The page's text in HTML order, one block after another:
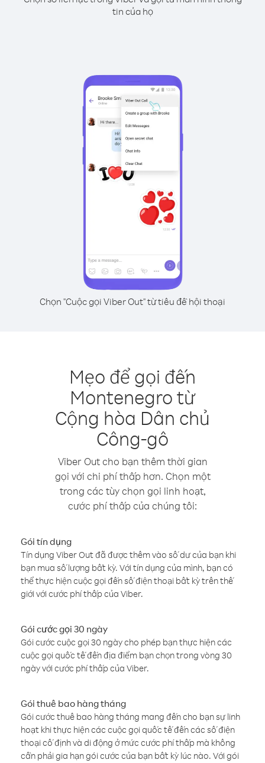
tin của họ
Chọn "Cuộc gọi Viber Out" từ tiêu đề hội thoại
Mẹo để gọi đến
Montenegro từ
Cộng hòa Dân chủ
Công-gô
Viber Out cho bạn thêm thời gian
gọi với chi phí thấp hơn. Chọn một
trong các tùy chọn gọi linh hoạt,
cước phí thấp của chúng tôi:
Gói tín dụng
Tín dụng Viber Out đã được thêm vào số dư của bạn khi
bạn mua số lượng bất kỳ. Với tín dụng của mình, bạn có
thể thực hiện cuộc gọi đến số điện thoại bất kỳ trên thế
giới với cước phí thấp của Viber.
Gói cước gọi 30 ngày
Gói cước cuộc gọi 30 ngày cho phép bạn thực hiện các
cuộc gọi quốc tế đến địa điểm bạn chọn trong vòng 30
ngày với cước phí thấp của Viber.
Gói thuê bao hàng tháng
Gói cước thuê bao hàng tháng mang đến cho bạn sự linh
hoạt khi thực hiện các cuộc gọi quốc tế đến các số điện
thoại cố định và di động ở mức cước phí thấp mà không
cần phải gia hạn gói cước của bạn bất kỳ lúc nào. Với gói